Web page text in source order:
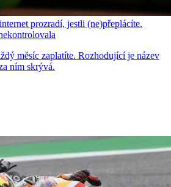
prozradí, jestli (ne)přeplácíte.
měsíc zaplatíte. Rozhodující je název
ním skrývá.